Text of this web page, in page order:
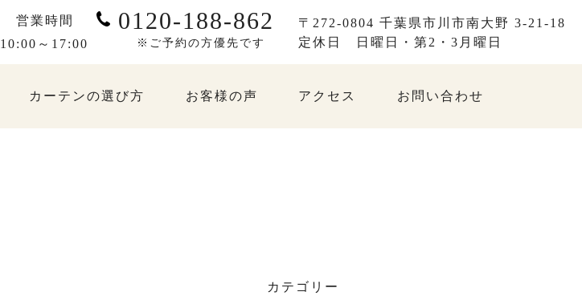
営業時間
10:00～17:00
0120-188-862
※ご予約の方優先です
〒272-0804 千葉県市川市南大野 3-21-18
定休日
日曜日・第2・3月曜日
カーテンの選び方 お客様の声 アクセス お問い合わせ
カテゴリー